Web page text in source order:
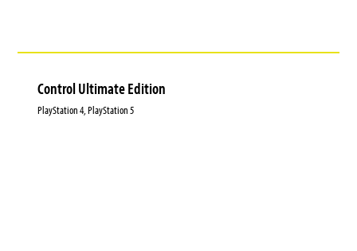
Control Ultimate Edition
PlayStation 4, PlayStation 5